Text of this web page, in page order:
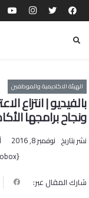
الهيئة الاكاديمية والموظفين
بالفيديو |
ونجاح برامجها
نشر بتاريخ نوفمبر 8, 2016
{videobox}VbFfScSd9Fs{/videobox}
شارك المقال عبر: